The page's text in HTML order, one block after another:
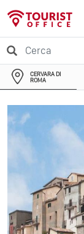
CERVARA DI
ROMA